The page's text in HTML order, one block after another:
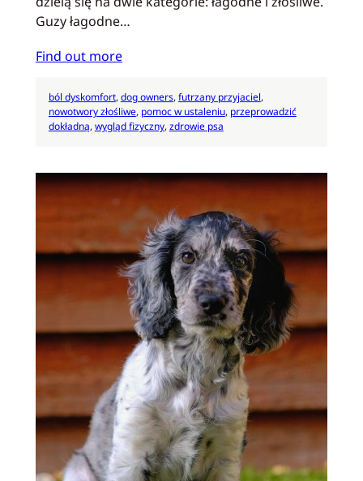
Guzy łagodne…
Find out more
ból dyskomfort, dog owners, futrzany przyjaciel
nowotwory złośliwe, pomoc w ustaleniu, przeprowadzić
dokładną, wygląd fizyczny, zdrowie psa